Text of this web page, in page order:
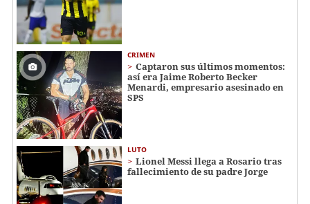
CRIMEN
Captaron sus últimos momentos:
así era Jaime Roberto Becker
Menardi​​​, empresario asesinado en
SPS
LUTO
Lionel Messi llega a Rosario tras
fallecimiento de su padre Jorge